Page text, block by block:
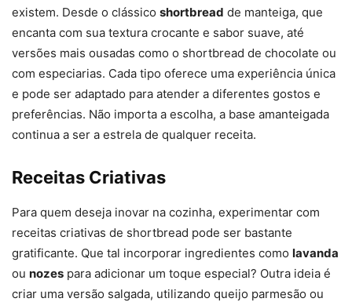
existem. Desde o clássico shortbread de manteiga, que
encanta com sua textura crocante e sabor suave, até
versões mais ousadas como o shortbread de chocolate ou
com especiarias. Cada tipo oferece uma experiência única
e pode ser adaptado para atender a diferentes gostos e
preferências. Não importa a escolha, a base amanteigada
continua a ser a estrela de qualquer receita.
Receitas Criativas
Para quem deseja inovar na cozinha, experimentar com
receitas criativas de shortbread pode ser bastante
gratificante. Que tal incorporar ingredientes como lavanda
ou nozes para adicionar um toque especial? Outra ideia é
criar uma versão salgada, utilizando queijo parmesão ou